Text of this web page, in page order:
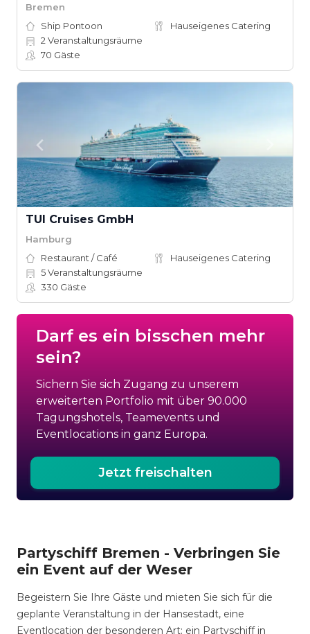
Bremen
Ship Pontoon
Hauseigenes Catering
2 Veranstaltungsräume
70 Gäste
TUI Cruises GmbH
Hamburg
Restaurant / Café
Hauseigenes Catering
5Veranstaltungsräume
330 Gäste
Darf es ein bisschen mehr
sein?
Sichern Sie sich Zugang zu unserem
erweiterten Portfolio mit über 90.000
Tagungshotels, Teamevents und
Eventlocations in ganz Europa.
Jetzt freischalten
Partyschiff Bremen - Verbringen Sie
ein Event auf der Weser
Begeistern Sie Ihre Gäste und mieten Sie sich für die
geplante Veranstaltung in der Hansestadt, eine
Eventlocation der besonderen Art: ein Partyschiff in